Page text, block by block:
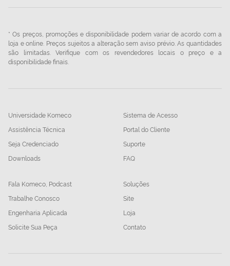
* Os preços, promoções e disponibilidade podem variar de acordo com a
loja e online. Preços sujeitos a alteração sem aviso prévio. As quantidades
são limitadas. Verifique com os revendedores locais o preço e a
disponibilidade finais.
Universidade Komeco
Assistência Técnica
Seja Credenciado
Downloads
Sistema de Acesso
Portal do Cliente
Suporte
FAQ
Fala Komeco, Podcast
Trabalhe Conosco
Engenharia Aplicada
Solicite Sua Peça
Soluções
Site
Loja
Contato